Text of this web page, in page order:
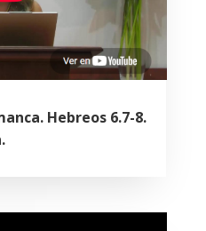
Hebreos 6.7-8.